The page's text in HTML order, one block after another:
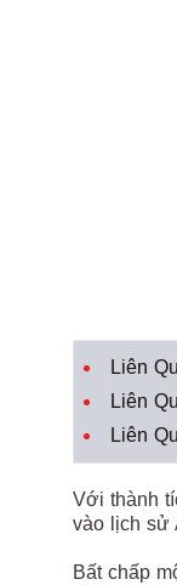
Liên
Liên
Liên
Với thành
vào lịch sử
Bất chấp